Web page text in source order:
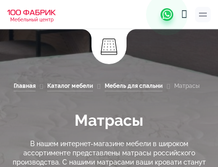
Мебельный центр
Главная Каталог мебели Мебель для спальни Матрасы
Матрасы
В нашем интернет-магазине мебели в широком
ассортименте представлены матрасы российского
производства. С нашими матрасами ваши кровати станут